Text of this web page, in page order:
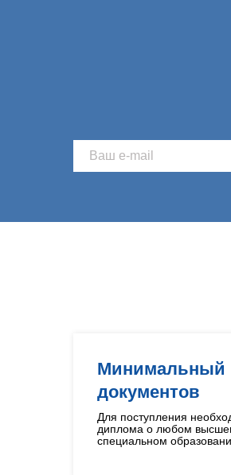
Минимальный
документов
Для поступления
диплома о любом
специальном